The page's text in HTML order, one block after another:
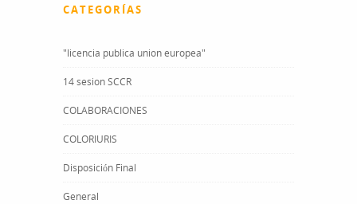
CATEGORÍAS
"licencia publica union europea"
14 sesion SCCR
COLABORACIONES
COLORIURIS
Disposición Final
General